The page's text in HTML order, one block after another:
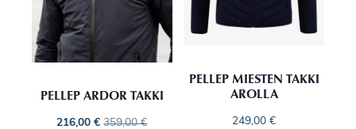
PELLEP ARDOR TAKKI
216,00€ 359,00€
PELLEP MIESTEN TAKKI
AROLLA
249,00€